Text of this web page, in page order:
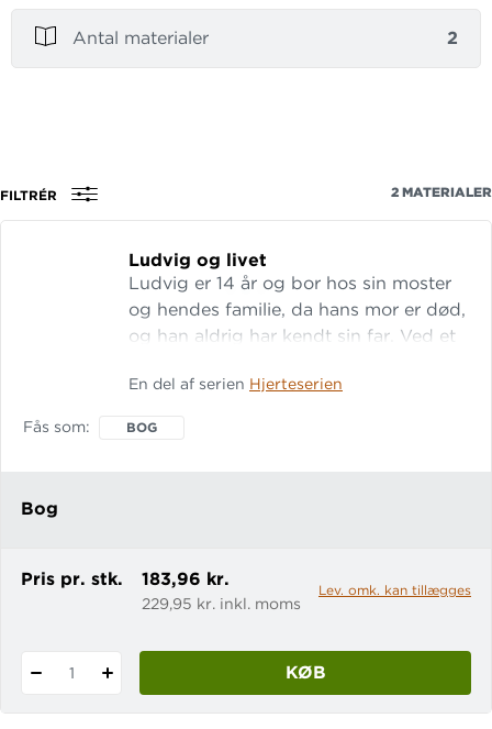
Antal materialer 2
FILTRÉR 2 MATERIALER
Ludvig og livet
Ludvig er 14 år og bor hos sin moster
og hendes familie, da hans mor er død,
og han aldrig har kendt sin far. Ved et
sin fortabte far, og med hjælp fra sine
En del af serien Hjerteserien
Fås som BOG
Bog
Pris pr. stk. 183,96 kr.
229,95 kr. inkl. moms
Lev. omk. kan tillægges
1 KØB